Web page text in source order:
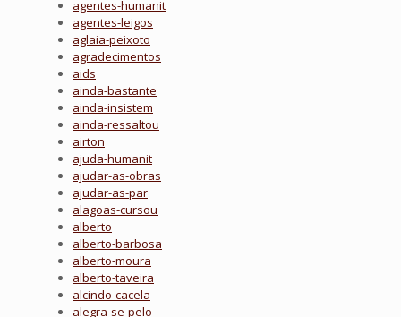
agentes-humanit
agentes-leigos
aglaia-peixoto
agradecimentos
aids
ainda-bastante
ainda-insistem
ainda-ressaltou
airton
ajuda-humanit
ajudar-as-obras
ajudar-as-par
alagoas-cursou
alberto
alberto-barbosa
alberto-moura
alberto-taveira
alcindo-cacela
alegra-se-pelo